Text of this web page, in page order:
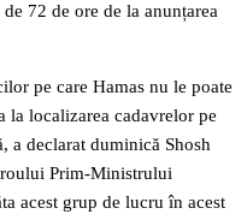
72 de ore de la anunțarea
pe care Hamas nu le poate
la localizarea cadavrelor pe
a declarat duminică Shosh
Prim-Ministrului
acest grup de lucru în acest